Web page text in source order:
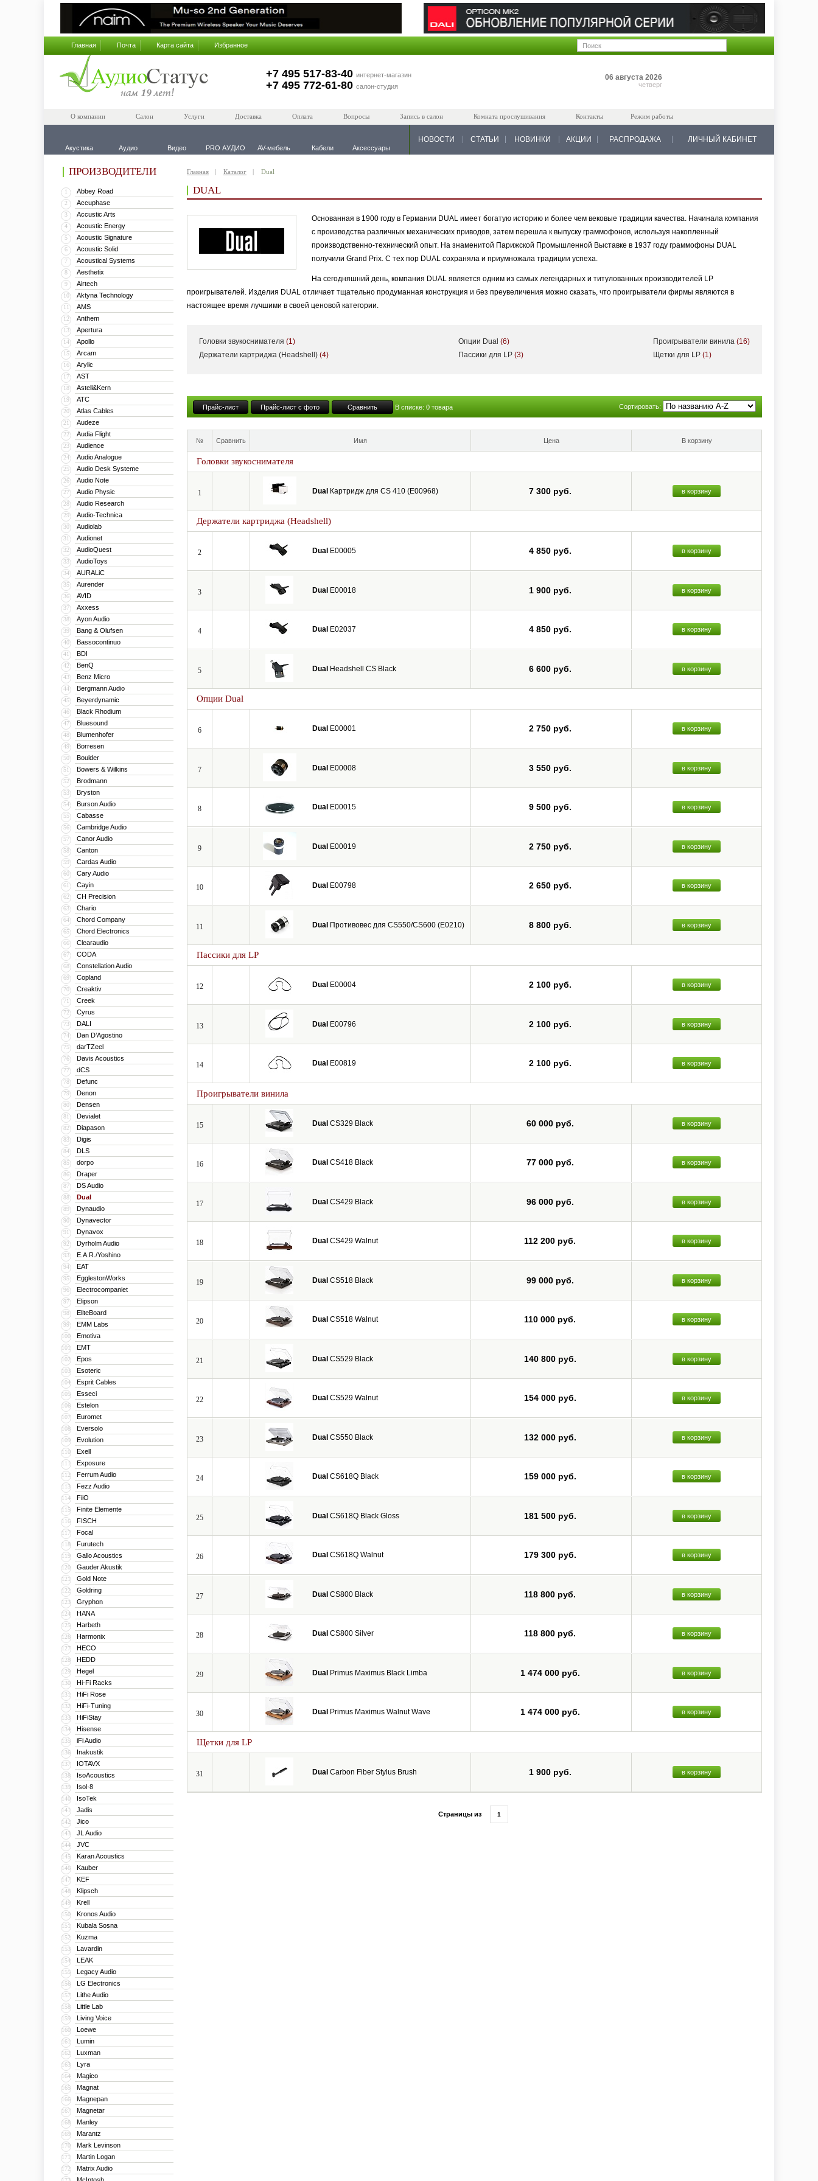
Главная Почта Карта сайта Избранное
+7 495 517-83-40 интернет-магазин
+7 495 772-61-80 салон-студия
06 августа 2026
четверг
О компании Салон Услуги Доставка Оплата Вопросы Запись в салон Комната прослушивания Контакты Режим работы
Акустика Аудио Видео PRO АУДИО AV-мебель Кабели Аксессуары
НОВОСТИ СТАТЬИ НОВИНКИ АКЦИИ РАСПРОДАЖА ЛИЧНЫЙ КАБИНЕТ
ПРОИЗВОДИТЕЛИ
1 Abbey Road
2 Accuphase
3 Accustic Arts
4 Acoustic Energy
5 Acoustic Signature
6 Acoustic Solid
7 Acoustical Systems
8 Aesthetix
9 Airtech
10 Aktyna Technology
11 AMS
12 Anthem
13 Apertura
14 Apollo
15 Arcam
16 Arylic
17 AST
18 Astell&Kern
19 ATC
20 Atlas Cables
21 Audeze
22 Audia Flight
23 Audience
24 Audio Analogue
25 Audio Desk Systeme
26 Audio Note
27 Audio Physic
28 Audio Research
29 Audio-Technica
30 Audiolab
31 Audionet
32 AudioQuest
33 AudioToys
34 AURALiC
35 Aurender
36 AVID
37 Axxess
38 Ayon Audio
39 Bang & Olufsen
40 Bassocontinuo
41 BDI
42 BenQ
43 Benz Micro
44 Bergmann Audio
45 Beyerdynamic
46 Black Rhodium
47 Bluesound
48 Blumenhofer
49 Borresen
50 Boulder
51 Bowers & Wilkins
52 Brodmann
53 Bryston
54 Burson Audio
55 Cabasse
56 Cambridge Audio
57 Canor Audio
58 Canton
59 Cardas Audio
60 Cary Audio
61 Cayin
62 CH Precision
63 Chario
64 Chord Company
65 Chord Electronics
66 Clearaudio
67 CODA
68 Constellation Audio
69 Copland
70 Creaktiv
71 Creek
72 Cyrus
73 DALI
74 Dan D’Agostino
75 darTZeel
76 Davis Acoustics
77 dCS
78 Defunc
79 Denon
80 Densen
81 Devialet
82 Diapason
83 Digis
84 DLS
85 dorpo
86 Draper
87 DS Audio
88 Dual
89 Dynaudio
90 Dynavector
91 Dynavox
92 Dyrholm Audio
93 E.A.R./Yoshino
94 EAT
95 EgglestonWorks
96 Electrocompaniet
97 Elipson
98 EliteBoard
99 EMM Labs
100 Emotiva
101 EMT
102 Epos
103 Esoteric
104 Esprit Cables
105 Esseci
106 Estelon
107 Euromet
108 Eversolo
109 Evolution
110 Exell
111 Exposure
112 Ferrum Audio
113 Fezz Audio
114 FiiO
115 Finite Elemente
116 FISCH
117 Focal
118 Furutech
119 Gallo Acoustics
120 Gauder Akustik
121 Gold Note
122 Goldring
123 Gryphon
124 HANA
125 Harbeth
126 Harmonix
127 HECO
128 HEDD
129 Hegel
130 Hi-Fi Racks
131 HiFi Rose
132 HiFi-Tuning
133 HiFiStay
134 Hisense
135 iFi Audio
136 Inakustik
137 IOTAVX
138 IsoAcoustics
139 Isol-8
140 IsoTek
141 Jadis
142 Jico
143 JL Audio
144 JVC
145 Karan Acoustics
146 Kauber
147 KEF
148 Klipsch
149 Krell
150 Kronos Audio
151 Kubala Sosna
152 Kuzma
153 Lavardin
154 LEAK
155 Legacy Audio
156 LG Electronics
157 Lithe Audio
158 Little Lab
159 Living Voice
160 Loewe
161 Lumin
162 Luxman
163 Lyra
164 Magico
165 Magnat
166 Magnepan
167 Magnetar
168 Manley
169 Marantz
170 Mark Levinson
171 Martin Logan
172 Matrix Audio
Главная Каталог Dual
DUAL
Основанная в 1900 году в Германии DUAL имеет богатую историю и более чем вековые традиции качества. Начинала компания
с производства различных механических приводов, затем перешла к выпуску граммофонов, используя накопленный
производственно-технический опыт. На знаменитой Парижской Промышленной Выставке в 1937 году граммофоны DUAL
получили Grand Prix. С тех пор DUAL сохраняла и приумножала традиции успеха.
На сегодняшний день, компания DUAL является одним из самых легендарных и титулованных производителей LP
проигрывателей. Изделия DUAL отличает тщательно продуманная конструкция и без преувеличения можно сказать, что проигрыватели фирмы являются в
настоящее время лучшими в своей ценовой категории.
Головки звукоснимателя (1)
Держатели картриджа (Headshell) (4)
Опции Dual (6)
Пассики для LP (3)
Проигрыватели винила (16)
Щетки для LP (1)
Прайс-лист Прайс-лист с фото Сравнить В списке: 0 товара Сортировать:
№ Сравнить Имя Цена В корзину
Головки звукоснимателя
1 Dual Картридж для CS 410 (E00968) 7 300 руб. в корзину
Держатели картриджа (Headshell)
2 Dual E00005 4 850 руб. в корзину
3 Dual E00018 1 900 руб. в корзину
4 Dual E02037 4 850 руб. в корзину
5 Dual Headshell CS Black 6 600 руб. в корзину
Опции Dual
6 Dual E00001 2 750 руб. в корзину
7 Dual E00008 3 550 руб. в корзину
8 Dual E00015 9 500 руб. в корзину
9 Dual E00019 2 750 руб. в корзину
10 Dual E00798 2 650 руб. в корзину
11 Dual Противовес для CS550/CS600 (E0210) 8 800 руб. в корзину
Пассики для LP
12 Dual E00004 2 100 руб. в корзину
13 Dual E00796 2 100 руб. в корзину
14 Dual E00819 2 100 руб. в корзину
Проигрыватели винила
15 Dual CS329 Black 60 000 руб. в корзину
16 Dual CS418 Black 77 000 руб. в корзину
17 Dual CS429 Black 96 000 руб. в корзину
18 Dual CS429 Walnut 112 200 руб. в корзину
19 Dual CS518 Black 99 000 руб. в корзину
20 Dual CS518 Walnut 110 000 руб. в корзину
21 Dual CS529 Black 140 800 руб. в корзину
22 Dual CS529 Walnut 154 000 руб. в корзину
23 Dual CS550 Black 132 000 руб. в корзину
24 Dual CS618Q Black 159 000 руб. в корзину
25 Dual CS618Q Black Gloss 181 500 руб. в корзину
26 Dual CS618Q Walnut 179 300 руб. в корзину
27 Dual CS800 Black 118 800 руб. в корзину
28 Dual CS800 Silver 118 800 руб. в корзину
29 Dual Primus Maximus Black Limba 1 474 000 руб. в корзину
30 Dual Primus Maximus Walnut Wave 1 474 000 руб. в корзину
Щетки для LP
31 Dual Carbon Fiber Stylus Brush 1 900 руб. в корзину
Страницы из 1